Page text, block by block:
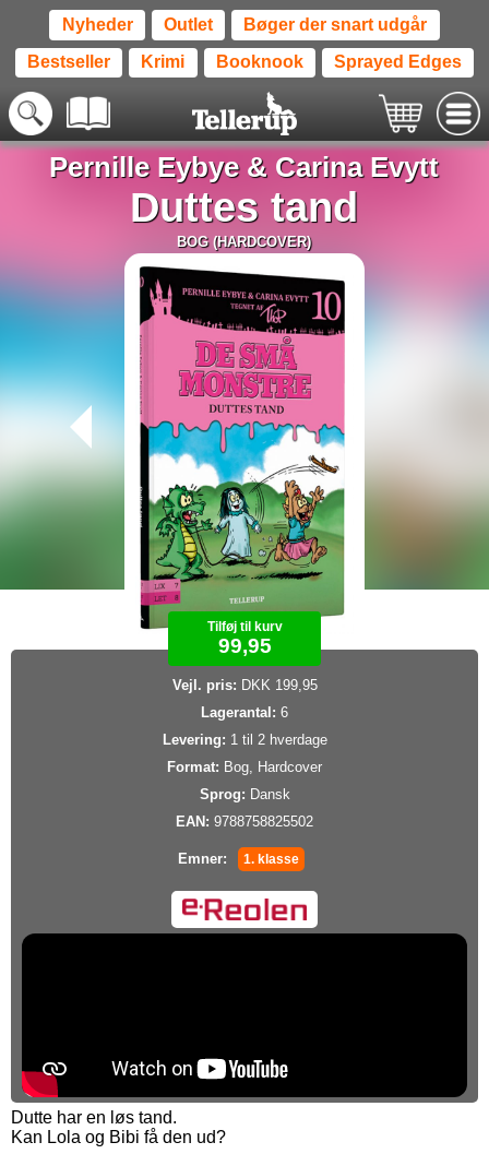
Nyheder Outlet Bøger der snart udgår
Bestseller Krimi Booknook Sprayed Edges
Pernille Eybye& Carina Evytt
Duttes tand
BOG (HARDCOVER)
Tilføj til kurv
99,95
Vejl. pris: DKK 199,95
Lagerantal: 6
Levering: 1 til 2 hverdage
Format: Bog, Hardcover
Sprog: Dansk
EAN: 9788758825502
Emner: 1. klasse
Dutte har en løs tand.
Kan Lola og Bibi få den ud?